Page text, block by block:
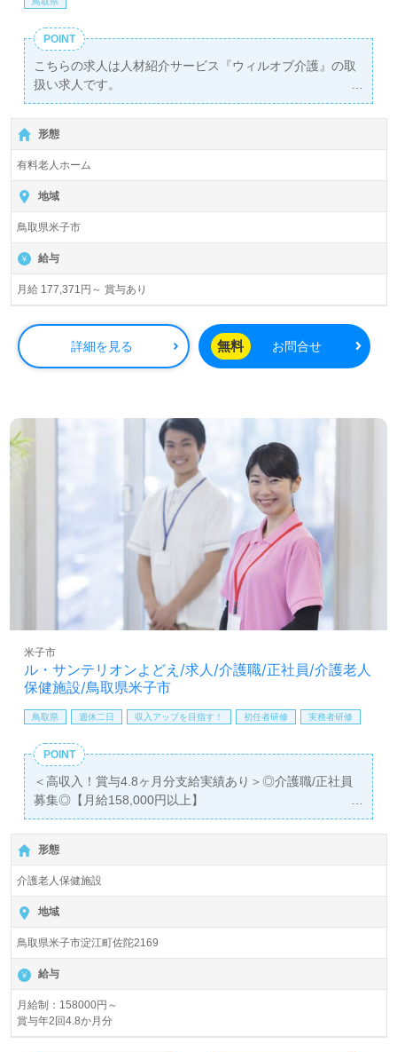
POINT
こちらの求人は人材紹介サービス『ウィルオブ介護』の取
扱い求人です。
詳細に関してお気軽にご相談ください♪
【無料】で皆さんの転職活動をサポートいたします。
形態
有料老人ホーム
地域
鳥取県米子市
給与
月給 177,371円～ 賞与あり
詳細を見る 無料 お問合せ
ル・サンテリオンよどえ/求人/介護職/正社員/介護老人
保健施設/鳥取県米子市
米子市
鳥取県 週休二日 収入アップを目指す！ 初任者研修 実務者研修
POINT
＜高収入！賞与4.8ヶ月分支給実績あり＞◎介護職/正社員
募集◎【月給158,000円以上】
＊初任者研修以上有資格者向け求人＊『米子駅』より路線
バスが便利です。
入居定員81名『ル・サンテリオンよどえ』社会医療法人仁
厚会様の運営です。鳥取県内に病院、クリニック、サービ
ス付き高齢者向け住宅、介護老人保健施設、保育所を展開
されています。
◎"チーム力"が魅力の職場でご一緒に働きませんか◎
看護助手や介護職経験のある方はもちろん、ブランクのあ
る方、これから介護職を目指される方も幅広く募集しま
す。他職種の職員様と連携もスムーズで大変働きやすい職
場です。
形態
介護老人保健施設
地域
鳥取県米子市淀江町佐陀2169
給与
月給制：158000円～
賞与年2回4.8か月分